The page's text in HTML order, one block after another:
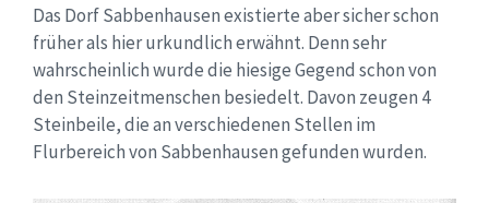
Das Dorf Sabbenhausen existierte aber sicher schon
früher als hier urkundlich erwähnt. Denn sehr
wahrscheinlich wurde die hiesige Gegend schon von
den Steinzeitmenschen besiedelt. Davon zeugen 4
Steinbeile, die an verschiedenen Stellen im
Flurbereich von Sabbenhausen gefunden wurden.